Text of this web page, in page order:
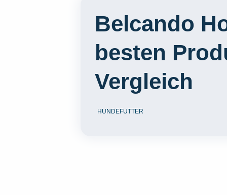
Belcando
besten
Vergleich
HUNDEFUTTER